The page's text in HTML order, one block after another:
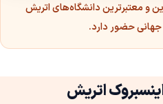
و معتبرترین دانشگاه‌های اتریش
جهانی حضور دارد.
اتریش